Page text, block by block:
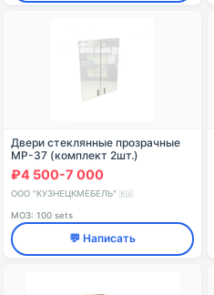
Двери стеклянные прозрачные
МР-37 (комплект 2шт.)
₽4 500-7 000
ООО "КУЗНЕЦКМЕБЕЛЬ" 🇷🇺
МОЗ: 100 sets
💬 Написать